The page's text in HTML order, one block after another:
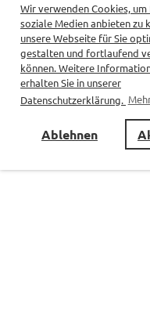
Wir verwenden Cookies,
soziale Medien anbieten zu
unsere Webseite für Sie
gestalten und fortlaufend
können. Weitere
erhalten Sie in unserer
Datenschutzerklärung.
Ablehnen